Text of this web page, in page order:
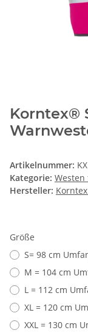
Korntex®
Artikelnummer:
Kategorie: Westen
Hersteller:
Größe
S= 98 cm
M = 104 cm
L = 112 cm
XL = 120 cm
XXL = 130 cm